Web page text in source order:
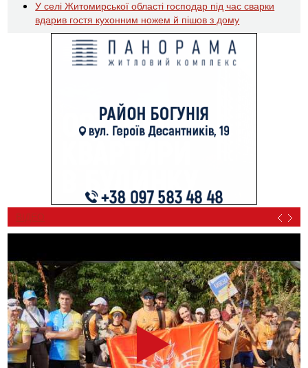
У селі Житомирської області господар під час сварки
вдарив гостя кухонним ножем й пішов з дому
ВІДЕО